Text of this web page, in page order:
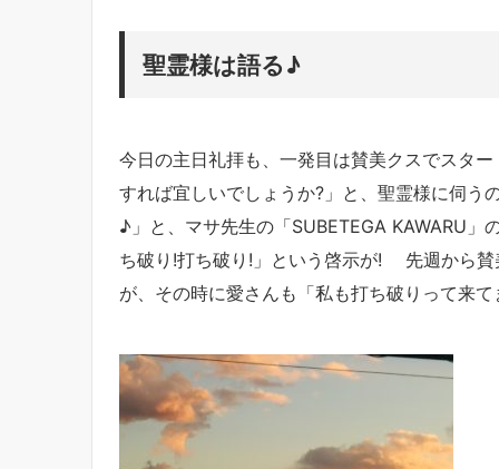
聖霊様は語る♪
今日の主日礼拝も、一発目は賛美クスでスタ
すれば宜しいでしょうか?」と、聖霊様に伺う
♪」と、マサ先生の「SUBETEGA KAWARU
ち破り!打ち破り!」という啓示が! 先週から賛
が、その時に愛さんも「私も打ち破りって来